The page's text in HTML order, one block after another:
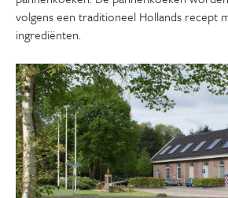
volgens een traditioneel Hollands recept
ingrediënten.